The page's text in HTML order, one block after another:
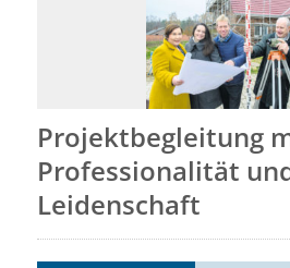
Projektbegleitung
Professionalität
Leidenschaft